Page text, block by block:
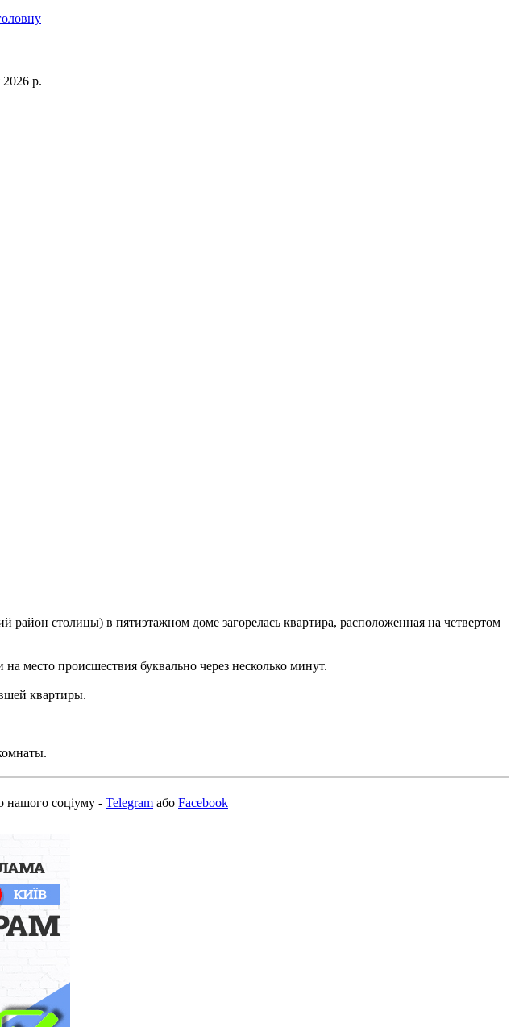
2026 р.
район столицы) в пятиэтажном доме загорелась квартира, расположенная на четвертом
место происшествия буквально через несколько минут.
квартиры.
нашого соціуму - Telegram або Facebook